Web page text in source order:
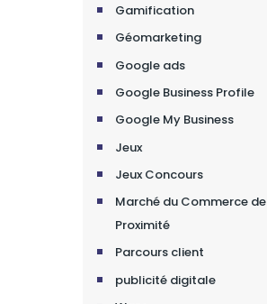
Gamification
Géomarketing
Google ads
Google Business Profile
Google My Business
Jeux
Jeux Concours
Marché du Commerce de
Proximité
Parcours client
publicité digitale